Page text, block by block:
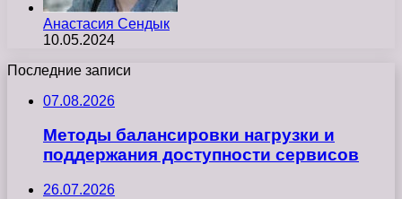
Анастасия Сендык
10.05.2024
Последние записи
07.08.2026
Методы балансировки нагрузки и
поддержания доступности сервисов
26.07.2026